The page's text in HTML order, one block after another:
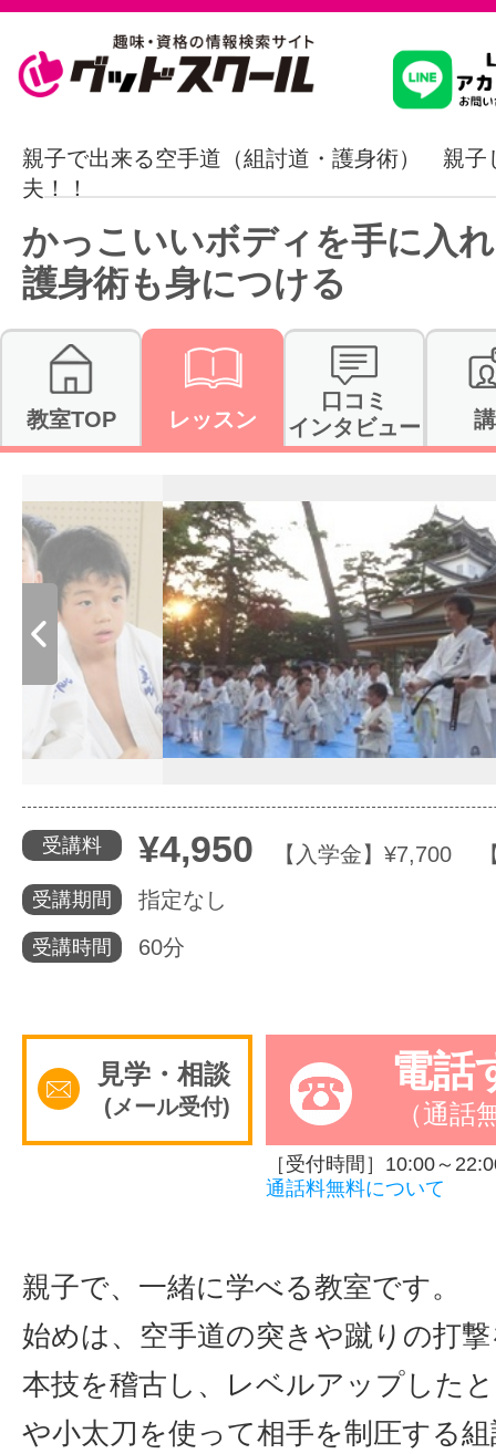
習いたいこ
スクールを
駅・路線か
通信講座を
体験レッス
やりたいこ
特集をみる
グッドスク
サイトマッ
親子で出来る空手道（組討道・護身術） 親子
夫！！
かっこいいボディを手に入
護身術も身につける
教室TOP レッスン
口コミ
インタビュー
受講料 ¥4,950 【入学金】¥7,700
受講期間 指定なし
受講時間 60分
見学・相談
(メール受付)
電話
（通話
［受付時間］10:00～
通話料無料について
親子で、一緒に学べる教室です。
始めは、空手道の突きや蹴りの打
本技を稽古し、レベルアップした
や小太刀を使って相手を制圧する